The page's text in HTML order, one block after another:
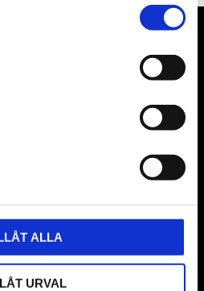
ALLA
URVAL
är KS Tools verktyg, ATH billyftar
luftmaskiner. Kontakta oss
vi gör vårt yttersta för att hjälpa